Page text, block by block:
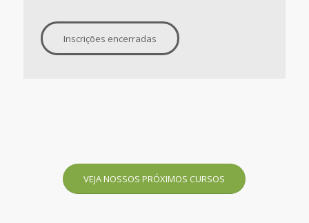
Inscrições encerradas
VEJA NOSSOS PRÓXIMOS CURSOS